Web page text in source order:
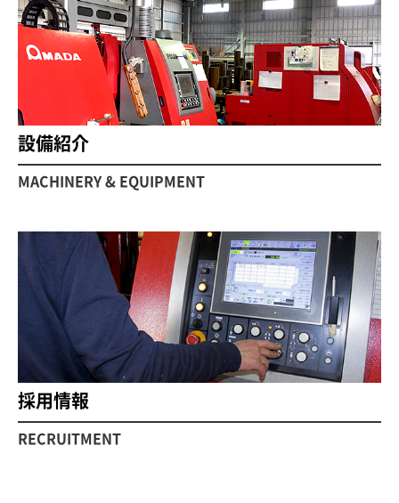
設備紹介
MACHINERY & EQUIPMENT
採用情報
RECRUITMENT